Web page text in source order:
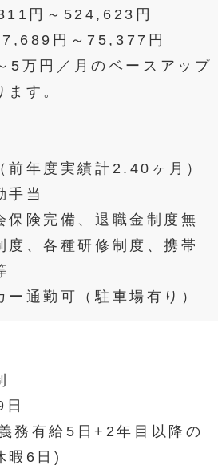
円～524,623円
円～75,377円
万円／月のベースアップ
ます。
前年度実績計2.40ヶ月）
手当
保険完備、退職金制度無
度、各種研修制度、携帯
ー通勤可（駐車場有り）
務有給5日+2年目以降の
暇6日)